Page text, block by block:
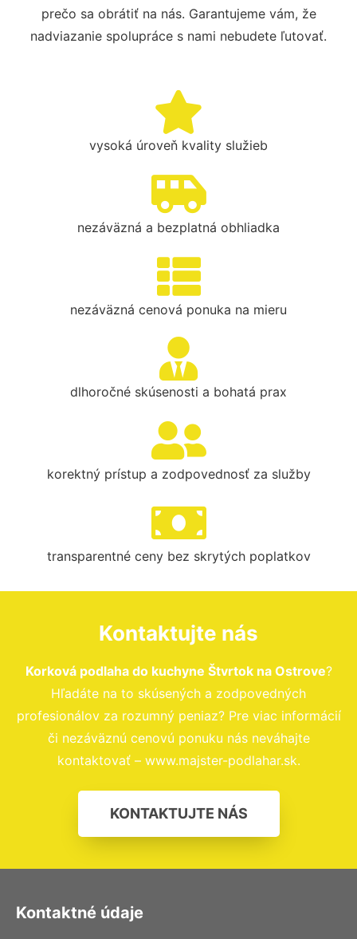
prečo sa obrátiť na nás. Garantujeme vám, že
nadviazanie spolupráce s nami nebudete ľutovať.
vysoká úroveň kvality služieb
nezáväzná a bezplatná obhliadka
nezáväzná cenová ponuka na mieru
dlhoročné skúsenosti a bohatá prax
korektný prístup a zodpovednosť za služby
transparentné ceny bez skrytých poplatkov
Kontaktujte nás
Korková podlaha do kuchyne Štvrtok na Ostrove?
Hľadáte na to skúsených a zodpovedných
profesionálov za rozumný peniaz? Pre viac informácií
či nezáväznú cenovú ponuku nás neváhajte
kontaktovať – www.majster-podlahar.sk.
KONTAKTUJTE NÁS
Kontaktné údaje